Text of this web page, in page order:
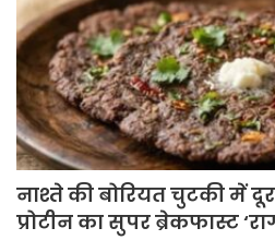
नाश्ते की बोरियत चुटकी में
प्रोटीन का सुपर ब्रेकफास्ट